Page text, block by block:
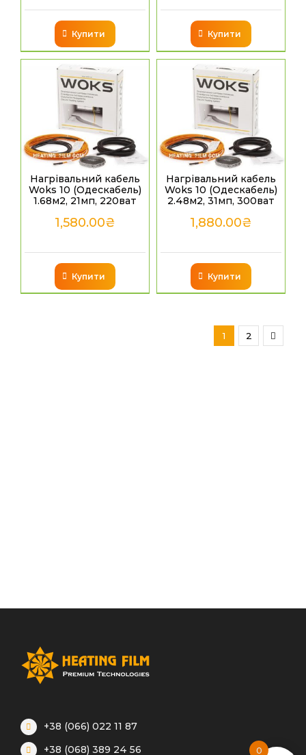
Купити Купити
Нагрівальний кабель
Woks 10 (Одескабель)
1.68м2, 21мп, 220ват
1,580.00₴
Купити
Нагрівальний кабель
Woks 10 (Одескабель)
2.48м2, 31мп, 300ват
1,880.00₴
Купити
1 2
+38 (066) 022 11 87
+38 (068) 389 24 56
0